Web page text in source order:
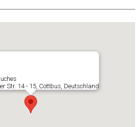
Str. 14 - 15, Cottbus, Deutschland